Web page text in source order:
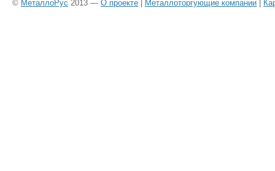
© МеталлоРус 2013 — О проекте Металлоторгующие компании